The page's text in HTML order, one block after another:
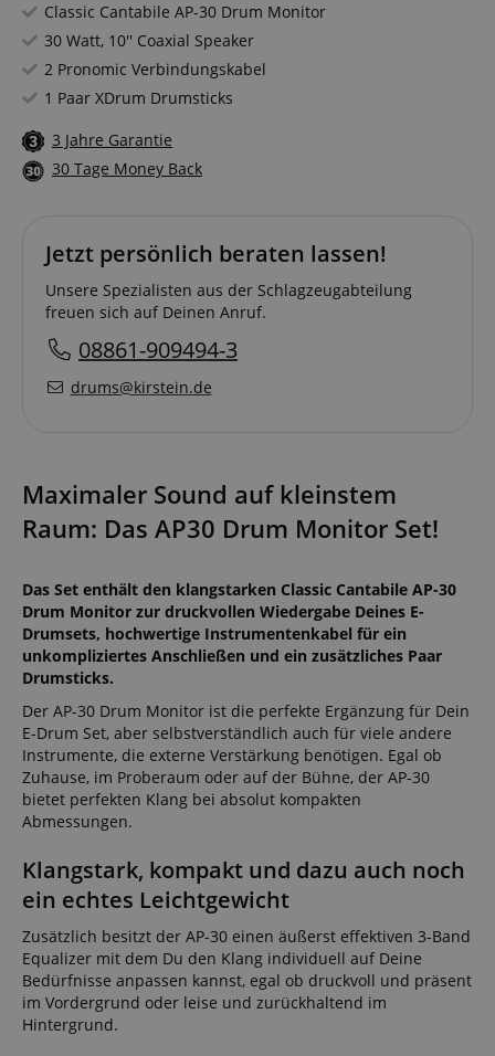
Classic Cantabile AP-30 Drum Monitor
30 Watt, 10'' Coaxial Speaker
2 Pronomic Verbindungskabel
1 Paar XDrum Drumsticks
3 Jahre Garantie
30 Tage Money Back
Jetzt persönlich beraten lassen!
Unsere Spezialisten aus der Schlagzeugabteilung
freuen sich auf Deinen Anruf.
08861-909494-3
drums@kirstein.de
Maximaler Sound auf kleinstem
Raum: Das AP30 Drum Monitor Set!
Das Set enthält den klangstarken Classic Cantabile AP-30
Drum Monitor zur druckvollen Wiedergabe Deines E-
Drumsets, hochwertige Instrumentenkabel für ein
unkompliziertes Anschließen und ein zusätzliches Paar
Drumsticks.
Der AP-30 Drum Monitor ist die perfekte Ergänzung für Dein
E-Drum Set, aber selbstverständlich auch für viele andere
Instrumente, die externe Verstärkung benötigen. Egal ob
Zuhause, im Proberaum oder auf der Bühne, der AP-30
bietet perfekten Klang bei absolut kompakten
Abmessungen.
Klangstark, kompakt und dazu auch noch
ein echtes Leichtgewicht
Zusätzlich besitzt der AP-30 einen äußerst effektiven 3-Band
Equalizer mit dem Du den Klang individuell auf Deine
Bedürfnisse anpassen kannst, egal ob druckvoll und präsent
im Vordergrund oder leise und zurückhaltend im
Hintergrund.